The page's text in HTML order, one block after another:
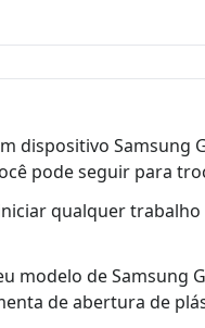
dispositivo Samsung
pode seguir para
qualquer
modelo de
de abertura de